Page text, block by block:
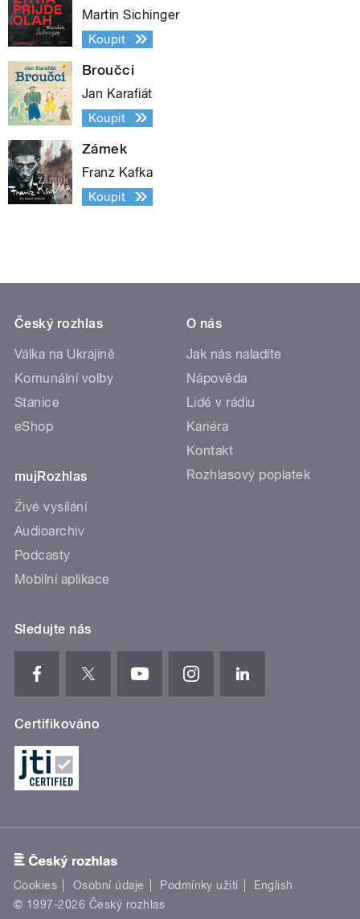
Martin Sichinger
Koupit
Broučci
Jan Karafiát
Koupit
Zámek
Franz Kafka
Koupit
Český rozhlas
Válka na Ukrajině
Komunální volby
Stanice
eShop
mujRozhlas
Živé vysílání
Audioarchiv
Podcasty
Mobilní aplikace
O nás
Jak nás naladíte
Nápověda
Lidé v rádiu
Kariéra
Kontakt
Rozhlasový poplatek
Sledujte nás
Certifikováno
Cookies Osobní údaje Podmínky užití
English
© 1997-2026 Český rozhlas